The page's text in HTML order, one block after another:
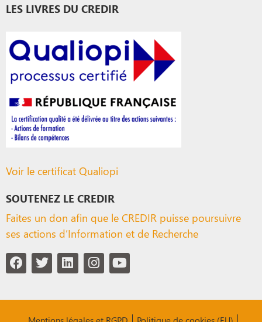
LES LIVRES DU CREDIR
Voir le certificat Qualiopi
SOUTENEZ LE CREDIR
Faites un don afin que le CREDIR puisse poursuivre
ses actions d’Information et de Recherche